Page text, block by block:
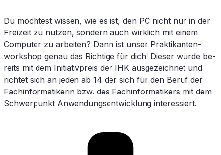
Du möch­test wis­sen, wie es ist, den PC nicht nur in der
Frei­zeit zu nut­zen, son­dern auch wirk­lich mit ei­nem
Com­pu­ter zu ar­bei­ten? Dann ist un­ser Prak­ti­kan­ten­
work­shop ge­nau das Rich­ti­ge für dich! Die­ser wur­de be­
reits mit dem In­itia­tiv­preis der IHK aus­ge­zeich­net und
rich­tet sich an je­den ab 14 der sich für den Be­ruf der
Fach­in­for­ma­ti­ke­rin bzw. des Fach­in­for­ma­ti­kers mit dem
Schwer­punkt An­wen­dungs­ent­wick­lung interessiert.